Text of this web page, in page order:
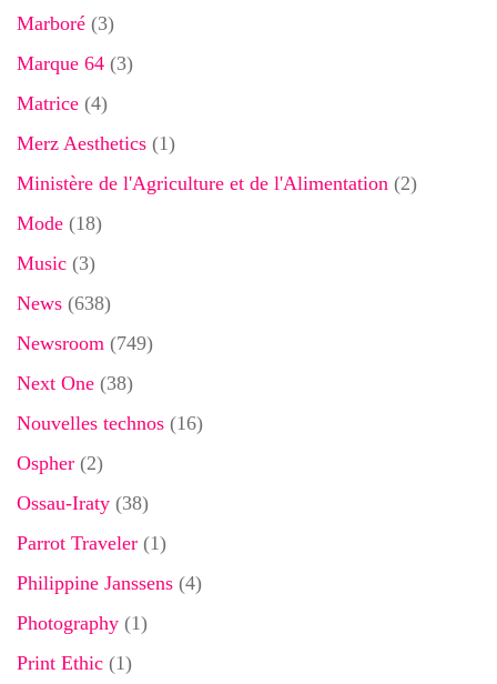
Marboré (3)
Marque 64 (3)
Matrice (4)
Merz Aesthetics (1)
Ministère de l'Agriculture et de l'Alimentation (2)
Mode (18)
Music (3)
News (638)
Newsroom (749)
Next One (38)
Nouvelles technos (16)
Ospher (2)
Ossau-Iraty (38)
Parrot Traveler (1)
Philippine Janssens (4)
Photography (1)
Print Ethic (1)